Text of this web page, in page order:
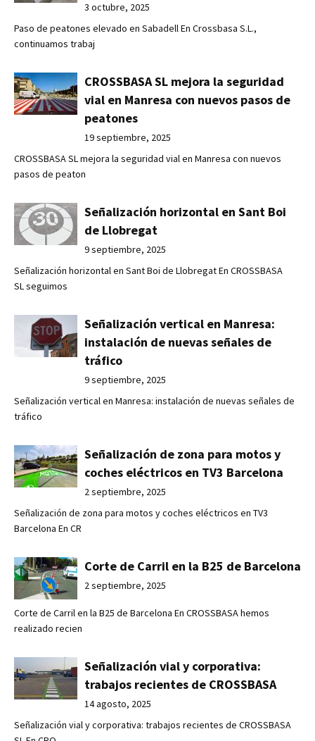
3 octubre, 2025
Paso de peatones elevado en Sabadell En Crossbasa S.L.,
continuamos trabaj
CROSSBASA SL mejora la seguridad
vial en Manresa con nuevos pasos de
peatones
19 septiembre, 2025
CROSSBASA SL mejora la seguridad vial en Manresa con nuevos
pasos de peaton
Señalización horizontal en Sant Boi
de Llobregat
9 septiembre, 2025
Señalización horizontal en Sant Boi de Llobregat En CROSSBASA
SL seguimos
Señalización vertical en Manresa:
instalación de nuevas señales de
tráfico
9 septiembre, 2025
Señalización vertical en Manresa: instalación de nuevas señales de
tráfico
Señalización de zona para motos y
coches eléctricos en TV3 Barcelona
2 septiembre, 2025
Señalización de zona para motos y coches eléctricos en TV3
Barcelona En CR
Corte de Carril en la B25 de Barcelona
2 septiembre, 2025
Corte de Carril en la B25 de Barcelona En CROSSBASA hemos
realizado recien
Señalización vial y corporativa:
trabajos recientes de CROSSBASA
14 agosto, 2025
Señalización vial y corporativa: trabajos recientes de CROSSBASA